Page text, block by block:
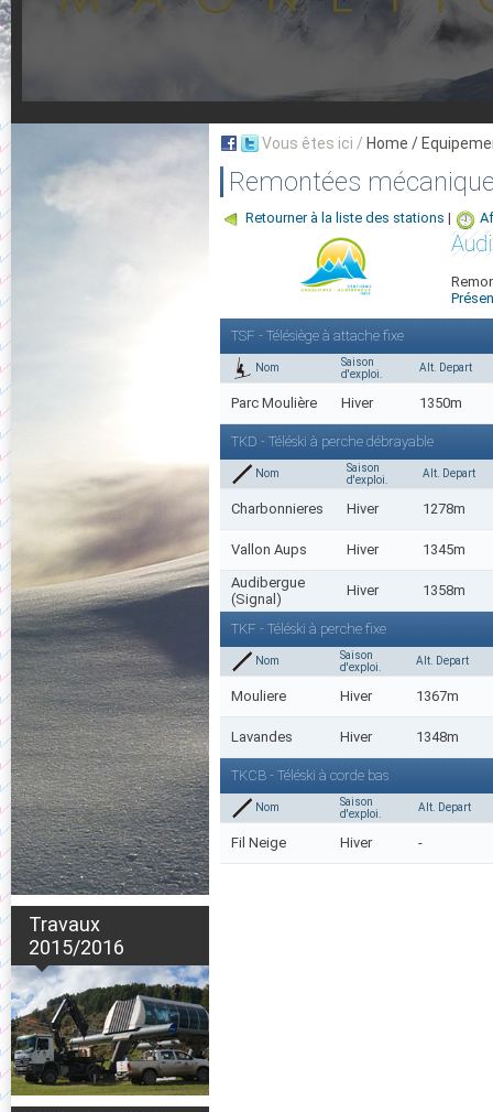
Travaux
2015/2016
Vous êtes ici / Home /
Remontées
Retourner à la liste des stations |
TSF - Télésiège à attache fixe
Nom
Saison
d'exploi.
Alt. Depart
Parc Moulière Hiver 1350m
TKD - Téléski à perche débrayable
Nom
Saison
d'exploi.
Alt. Depart
Charbonnieres Hiver 1278m
Vallon Aups Hiver
1345m
Audibergue
(Signal)
Hiver 1358m
TKF - Téléski à perche fixe
Nom
Saison
d'exploi.
Alt. Depart
Mouliere Hiver 1367m
Lavandes Hiver 1348m
TKCB - Téléski à corde bas
Nom
Saison
d'exploi.
Alt. Depart
Fil Neige Hiver -